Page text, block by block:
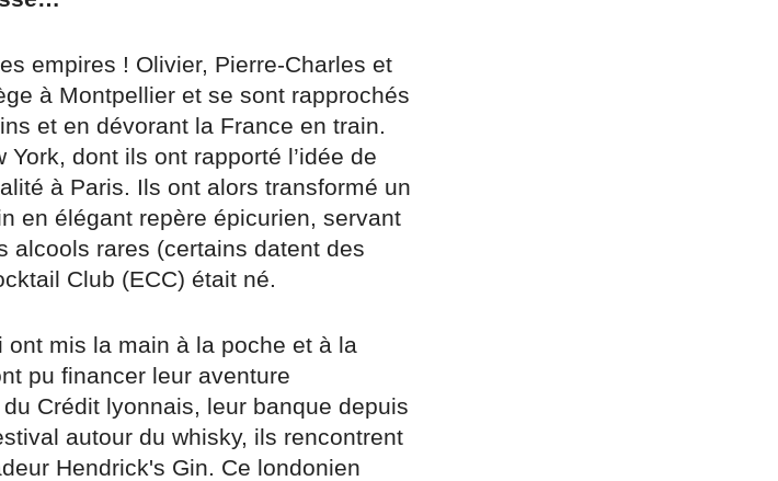
empires ! Olivier, Pierre-Charles et
à Montpellier et se sont rapprochés
et en dévorant la France en train.
dont ils ont rapporté l’idée de
à Paris. Ils ont alors transformé un
en élégant repère épicurien, servant
alcools rares (certains datent des
Club (ECC) était né.
mis la main à la poche et à la
pu financer leur aventure
Crédit lyonnais, leur banque depuis
autour du whisky, ils rencontrent
Hendrick's Gin. Ce londonien